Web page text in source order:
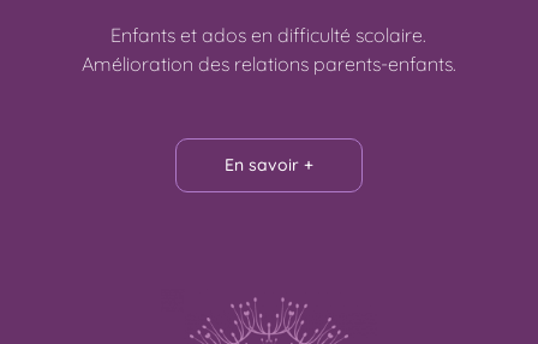
Enfants et ados en difficulté scolaire.
Amélioration des relations parents-enfants.
En savoir +